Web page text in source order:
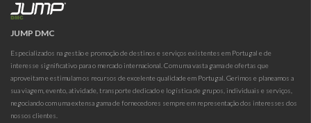
JUMP DMC
Especializados na gestão e promoção de destinos e serviços existentes em Portugal e de
interesse significativo para o mercado internacional. Com uma vasta gama de ofertas que
aproveitam e estimulam os recursos de excelente qualidade em Portugal. Gerimos e planeamos a
sua viagem, evento, atividade, transporte dedicado e logística de grupos, individuais e serviços,
negociando com uma extensa gama de fornecedores sempre em representação dos interesses dos
nossos clientes.